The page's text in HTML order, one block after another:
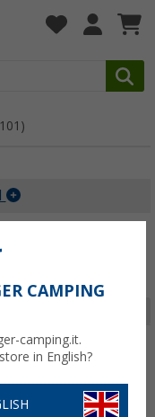
CAMPING
camping.it.
in English?